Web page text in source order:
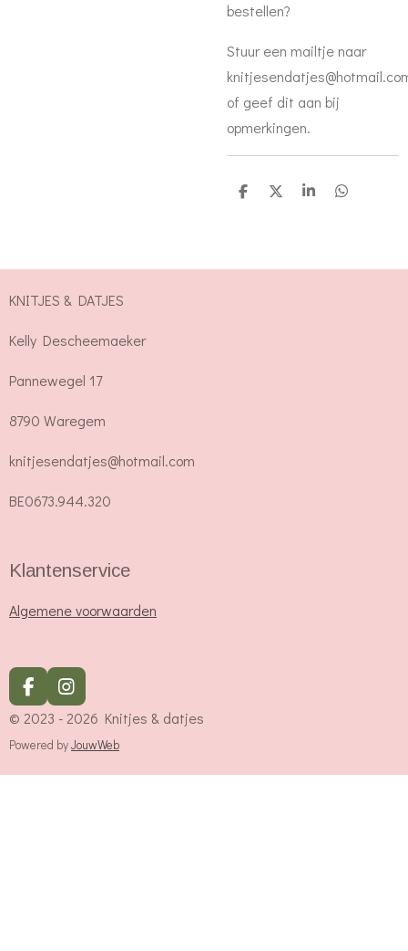
bestellen?
Stuur een mailtje naar
of geef dit aan bij
opmerkingen.
D
D
S
D
KNITJES & DATJES
Kelly Descheemaeker
Pannewegel 17
8790 Waregem
knitjesendatjes@hotmail.com
BE0673.944.320
Klantenservice
Algemene voorwaarden
F
a
c
e
o
I
n
s
t
g
© 2023 - 2026 Knitjes & datjes
Powered byJouwWeb